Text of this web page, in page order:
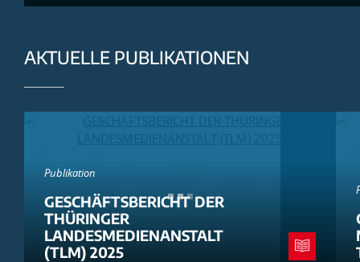
AKTUELLE PUBLIKATIONEN
Publikation
GESCHÄFTSBERICHT DER
THÜRINGER
LANDESMEDIENANSTALT
(TLM) 2025